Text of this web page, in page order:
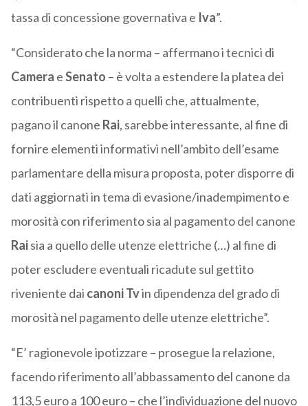
tassa di concessione governativa e Iva”.
“Considerato che la norma – affermano i tecnici di
Camera eSenato – è volta a estendere la platea dei
contribuenti rispetto a quelli che, attualmente,
pagano il canone Rai, sarebbe interessante, al fine di
fornire elementi informativi nell’ambito dell’esame
parlamentare della misura proposta, poter disporre di
dati aggiornati in tema di evasione/inadempimento e
morosità con riferimento sia al pagamento del canone
Raisia a quello delle utenze elettriche (…) al fine di
poter escludere eventuali ricadute sul gettito
riveniente dai canoniTvin dipendenza del grado di
morosità nel pagamento delle utenze elettriche”.
“E’ ragionevole ipotizzare – prosegue la relazione,
facendo riferimento all’abbassamento del canone da
113,5 euro a 100 euro – che l’individuazione del nuovo